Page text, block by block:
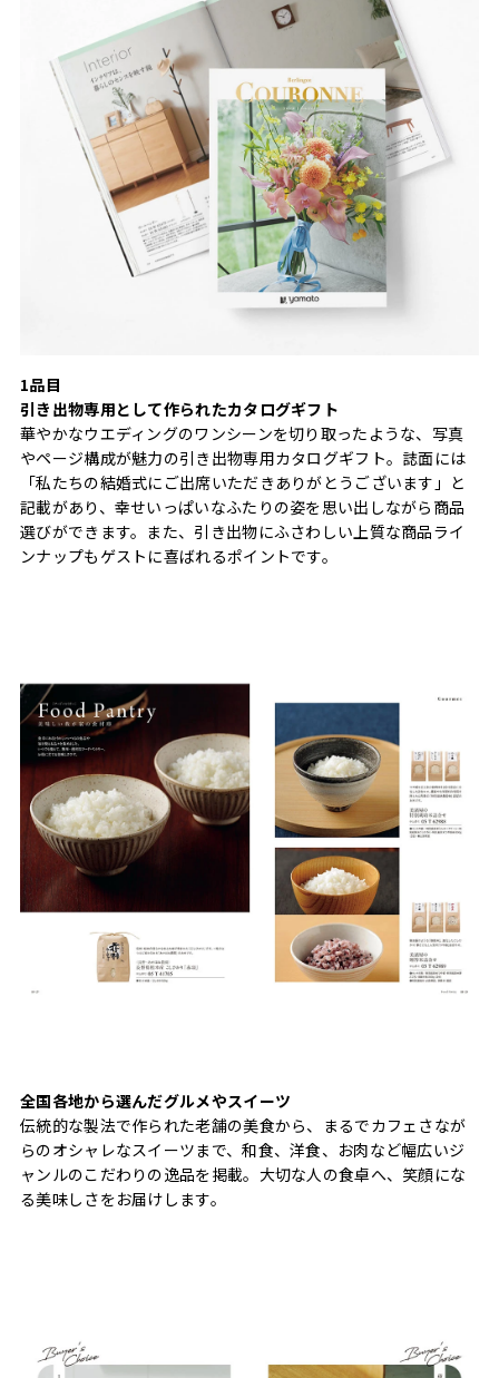
1品目
引き出物専用として作られたカタログギフト
華やかなウエディングのワンシーンを切り取ったような、写真
やページ構成が魅力の引き出物専用カタログギフト。誌面には
「私たちの結婚式にご出席いただきありがとうございます」と
記載があり、幸せいっぱいなふたりの姿を思い出しながら商品
選びができます。また、引き出物にふさわしい上質な商品ライ
ンナップもゲストに喜ばれるポイントです。
全国各地から選んだグルメやスイーツ
伝統的な製法で作られた老舗の美食から、まるでカフェさなが
らのオシャレなスイーツまで、和食、洋食、お肉など幅広いジ
ャンルのこだわりの逸品を掲載。大切な人の食卓へ、笑顔にな
る美味しさをお届けします。